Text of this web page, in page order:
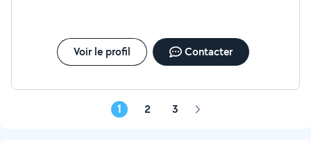
Voir le profil Contacter
1 2 3 Page